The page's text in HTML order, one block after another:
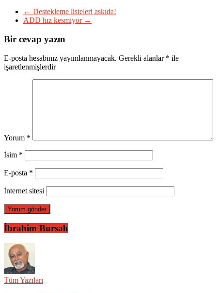
← Destekleme listeleri askıda!
ADD hız kesmiyor →
Bir cevap yazın
E-posta hesabınız yayımlanmayacak. Gerekli alanlar * ile
işaretlenmişlerdir
Yorum *
İsim *
E-posta *
İnternet sitesi
İbrahim Bursalı
Tüm Yazıları